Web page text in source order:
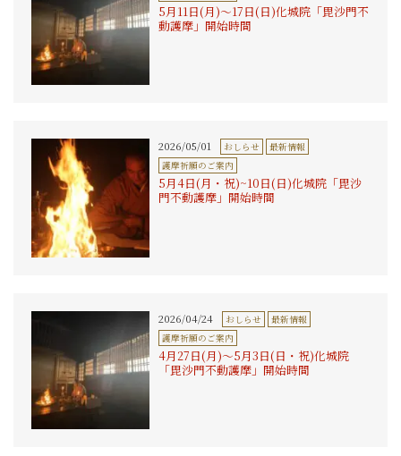
5月11日(月)〜17日(日)化城院「毘沙門不
動護摩」開始時間
2026/05/01 おしらせ
最新情報
護摩祈願のご案内
5月4日(月・祝)~10日(日)化城院「毘沙
門不動護摩」開始時間
2026/04/24 おしらせ
最新情報
護摩祈願のご案内
4月27日(月)〜5月3日(日・祝)化城院
「毘沙門不動護摩」開始時間